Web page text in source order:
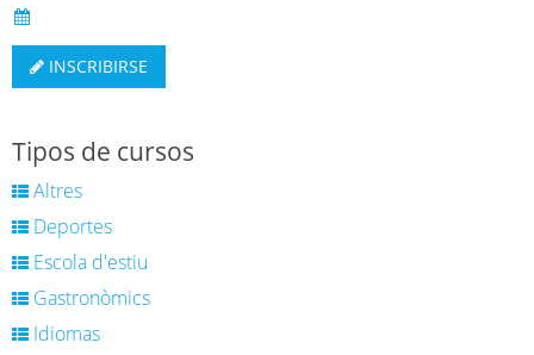
INSCRIBIRSE
Tipos de cursos
Altres
Deportes
Escola d'estiu
Gastronòmics
Idiomas